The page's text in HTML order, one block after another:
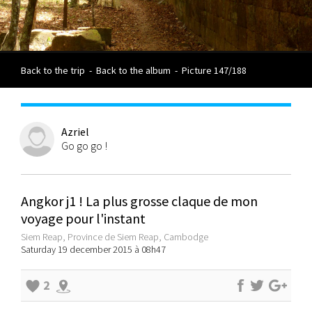
Back to the trip - Back to the album - Picture 147/188
Azriel
Go go go !
Angkor j1 ! La plus grosse claque de mon
voyage pour l'instant
Siem Reap, Province de Siem Reap, Cambodge
Saturday 19 december 2015 à 08h47
2